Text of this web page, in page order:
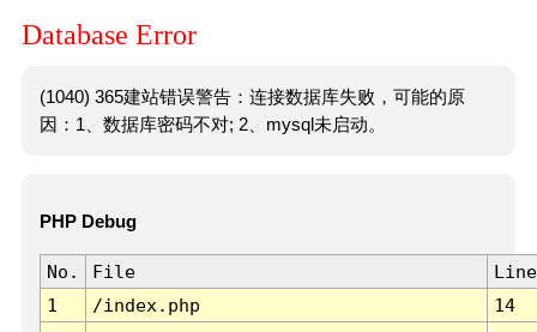
Database Error
(1040) 365建站错误警告：连接数据库失败，可能的原
因：1、数据库密码不对; 2、mysql未启动。
PHP Debug
No. File
Line
1
/index.php 14